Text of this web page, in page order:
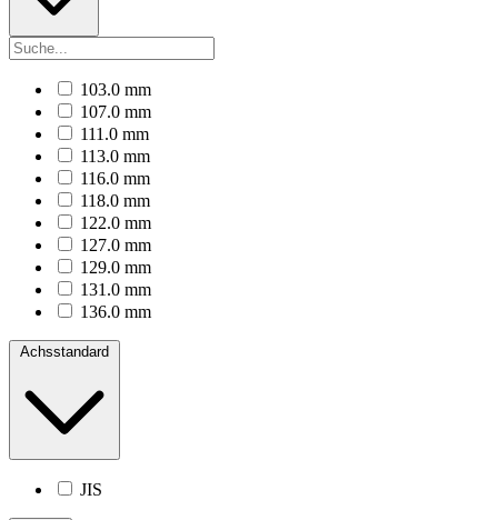
103.0 mm
107.0 mm
111.0 mm
113.0 mm
116.0 mm
118.0 mm
122.0 mm
127.0 mm
129.0 mm
131.0 mm
136.0 mm
Achsstandard
JIS